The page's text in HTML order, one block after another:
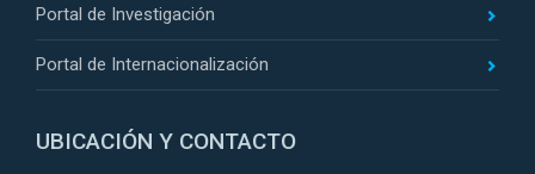
Portal de Investigación
Portal de Internacionalización
UBICACIÓN Y CONTACTO